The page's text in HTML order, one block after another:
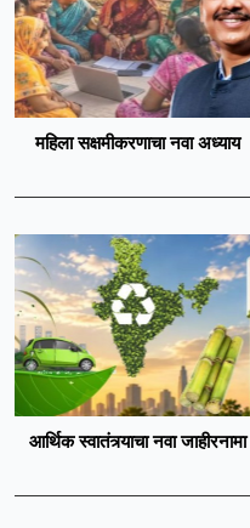
महिला सक्षमीकरणाचा नवा अध्याय
आर्थिक स्वातंत्र्याचा नवा जाहीरनामा